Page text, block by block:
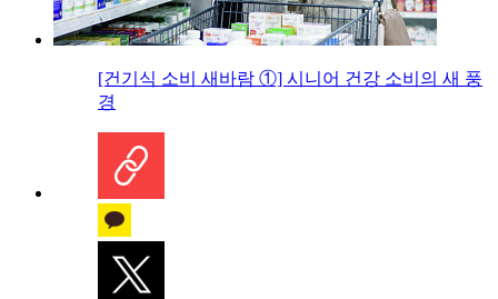
[건기식 소비 새바람 ①] 시니어 건강 소비의 새 풍
경